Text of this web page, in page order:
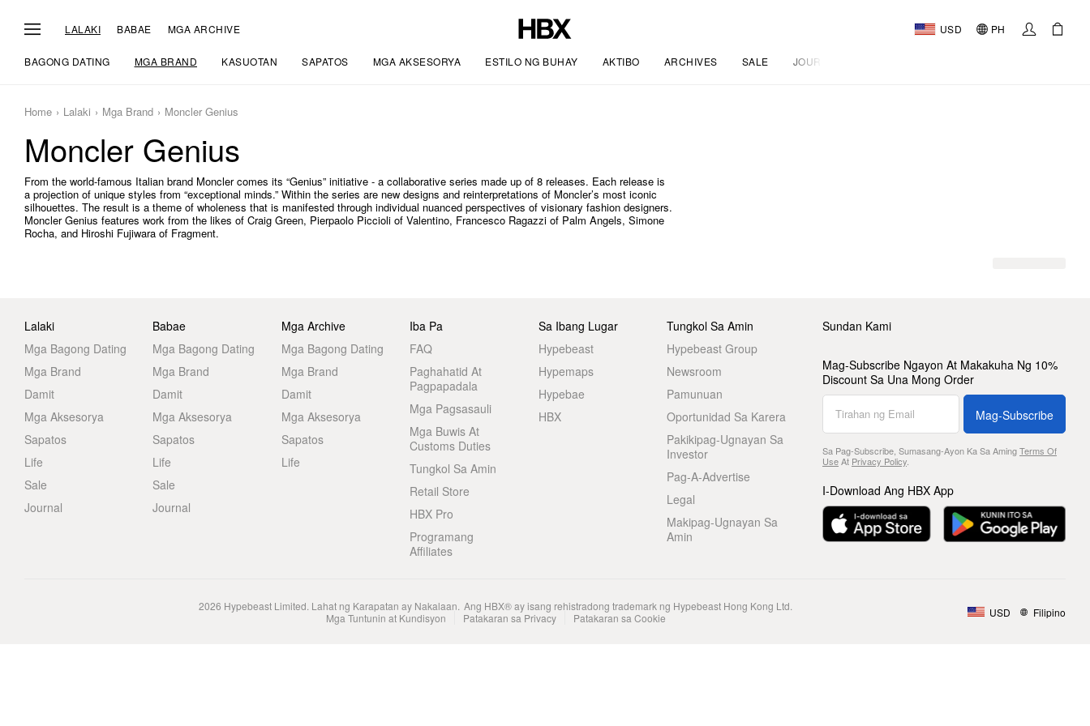
LALAKI BABAE MGA ARCHIVE USD PH
BAGONG DATING MGA BRAND KASUOTAN SAPATOS MGA AKSESORYA ESTILO NG BUHAY AKTIBO ARCHIVES SALE JOURNAL
Home Lalaki Mga Brand Moncler Genius
Moncler Genius
From the world-famous Italian brand Moncler comes its “Genius” initiative - a collaborative series made up of 8 releases. Each release is
a projection of unique styles from “exceptional minds.” Within the series are new designs and reinterpretations of Moncler’s most iconic
silhouettes. The result is a theme of wholeness that is manifested through individual nuanced perspectives of visionary fashion designers.
Moncler Genius features work from the likes of Craig Green, Pierpaolo Piccioli of Valentino, Francesco Ragazzi of Palm Angels, Simone
Rocha, and Hiroshi Fujiwara of Fragment.
Lalaki
Mga Bagong Dating
Mga Brand
Damit
Mga Aksesorya
Sapatos
Life
Sale
Journal
Babae
Mga Bagong Dating
Mga Brand
Damit
Mga Aksesorya
Sapatos
Life
Sale
Journal
Mga Archive
Mga Bagong Dating
Mga Brand
Damit
Mga Aksesorya
Sapatos
Life
Iba Pa
FAQ
Paghahatid At
Pagpapadala
Mga Pagsasauli
Mga Buwis At
Customs Duties
Tungkol Sa Amin
Retail Store
HBX Pro
Programang
Affiliates
Sa Ibang Lugar
Hypebeast
Hypemaps
Hypebae
HBX
Tungkol Sa Amin
Hypebeast Group
Newsroom
Pamunuan
Oportunidad Sa Karera
Pakikipag-Ugnayan Sa
Investor
Pag-A-Advertise
Legal
Makipag-Ugnayan Sa
Amin
Sundan Kami
Mag-Subscribe Ngayon At Makakuha Ng 10%
Discount Sa Una Mong Order
Mag-Subscribe
Sa Pag-Subscribe, Sumasang-Ayon Ka Sa AmingTerms Of
UseAt Privacy Policy.
I-Download Ang HBX App
2026 Hypebeast Limited. Lahat ng Karapatan ay Nakalaan. Ang HBX® ay isang rehistradong trademark ng Hypebeast Hong Kong Ltd.
Mga Tuntunin at Kundisyon
Patakaran sa Privacy Patakaran sa Cookie USD Filipino